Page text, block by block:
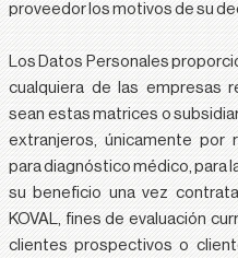
proveedor los motivos de su
Los Datos Personales
cualquiera de las empresas
sean estas matrices o
extranjeros, únicamente por
para diagnóstico médico, para
su beneficio una vez
KOVAL, fines de evaluación
clientes prospectivos o